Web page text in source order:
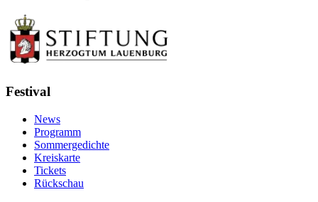
Festival
News
Programm
Sommergedichte
Kreiskarte
Tickets
Rückschau